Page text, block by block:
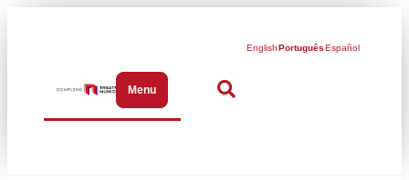
MenuAbrir menu de navegação
EnglishPortuguêsEspañol